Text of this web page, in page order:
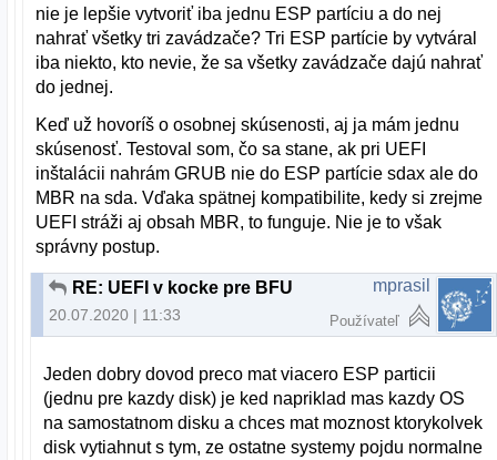
nie je lepšie vytvoriť iba jednu ESP partíciu a do nej
nahrať všetky tri zavádzače? Tri ESP partície by vytváral
iba niekto, kto nevie, že sa všetky zavádzače dajú nahrať
do jednej.
Keď už hovoríš o osobnej skúsenosti, aj ja mám jednu
skúsenosť. Testoval som, čo sa stane, ak pri UEFI
inštalácii nahrám GRUB nie do ESP partície sdax ale do
MBR na sda. Vďaka spätnej kompatibilite, kedy si zrejme
UEFI stráži aj obsah MBR, to funguje. Nie je to však
správny postup.
RE: UEFI v kocke pre BFU
20.07.2020 | 11:33
mprasil
Používateľ
Jeden dobry dovod preco mat viacero ESP particii
(jednu pre kazdy disk) je ked napriklad mas kazdy OS
na samostatnom disku a chces mat moznost ktorykolvek
disk vytiahnut s tym, ze ostatne systemy pojdu normalne